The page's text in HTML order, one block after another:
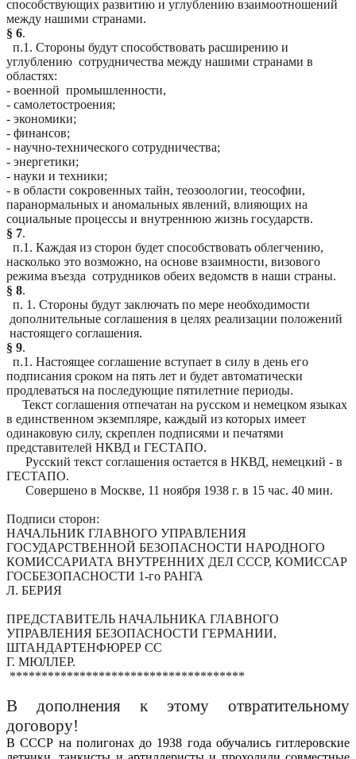
способствующих развитию и углублению взаимоотношений
между нашими странами.
§ 6.
п.1. Стороны будут способствовать расширению и
углублению сотрудничества между нашими странами в
областях:
- военной промышленности,
- самолетостроения;
- экономики;
- финансов;
- научно-технического сотрудничества;
- энергетики;
- науки и техники;
- в области сокровенных тайн, теозоологии, теософии,
паранормальных и аномальных явлений, влияющих на
социальные процессы и внутреннюю жизнь государств.
§ 7.
п.1. Каждая из сторон будет способствовать облегчению,
насколько это возможно, на основе взаимности, визового
режима въезда сотрудников обеих ведомств в наши страны.
§ 8.
п. 1. Стороны будут заключать по мере необходимости
дополнительные соглашения в целях реализации положений
настоящего соглашения.
§ 9.
п.1. Настоящее соглашение вступает в силу в день его
подписания сроком на пять лет и будет автоматически
продлеваться на последующие пятилетние периоды.
Текст соглашения отпечатан на русском и немецком языках
в единственном экземпляре, каждый из которых имеет
одинаковую силу, скреплен подписями и печатями
представителей НКВД и ГЕСТАПО.
Русский текст соглашения остается в НКВД, немецкий - в
ГЕСТАПО.
Совершено в Москве, 11 ноября 1938 г. в 15 час. 40 мин.
Подписи сторон:
НАЧАЛЬНИК ГЛАВНОГО УПРАВЛЕНИЯ
ГОСУДАРСТВЕННОЙ БЕЗОПАСНОСТИ НАРОДНОГО
КОМИССАРИАТА ВНУТРЕННИХ ДЕЛ СССР, КОМИССАР
ГОСБЕЗОПАСНОСТИ 1-го РАНГА
Л. БЕРИЯ
ПРЕДСТАВИТЕЛЬ НАЧАЛЬНИКА ГЛАВНОГО
УПРАВЛЕНИЯ БЕЗОПАСНОСТИ ГЕРМАНИИ,
ШТАНДАРТЕНФЮРЕР СС
Г. МЮЛЛЕР.
*************************************
В дополнения к этому отвратительному
договору!
В СССР на полигонах до 1938 года обучались гитлеровские